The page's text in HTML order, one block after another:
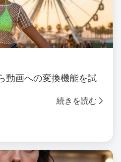
動画への変換機能を試
続きを読む